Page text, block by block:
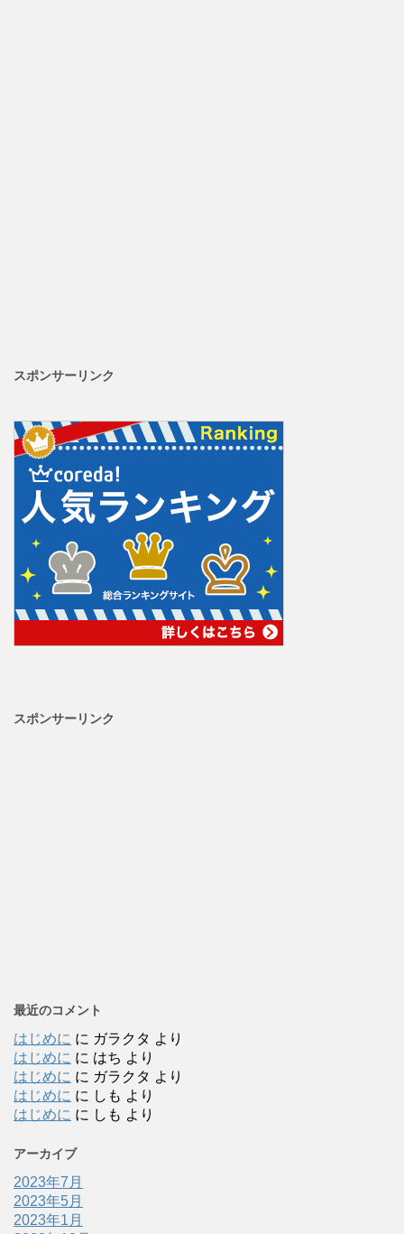
スポンサーリンク
スポンサーリンク
最近のコメント
はじめに に ガラクタ より
はじめに に はち より
はじめに に ガラクタ より
はじめに に しも より
はじめに に しも より
アーカイブ
2023年7月
2023年5月
2023年1月